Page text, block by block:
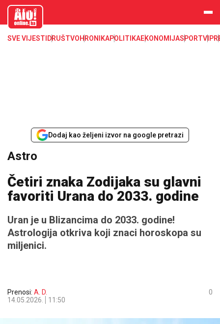
aloonline.b
SVE VIJESTI DRUŠTVOHRONIKAPOLITIKAEKONOMIJASPORTVIP
Dodaj kao željeni izvor na google pretrazi
Astro
Četiri znaka Zodijaka su glavni
favoriti Urana do 2033. godine
Uran je u Blizancima do 2033. godine!
Astrologija otkriva koji znaci horoskopa su
miljenici.
Prenosi: A. D.
14.05.2026.
11:50
0